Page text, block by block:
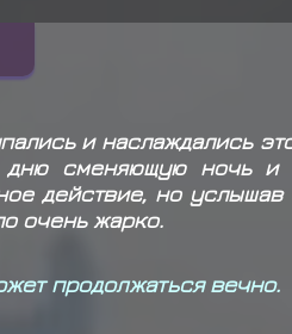
и наслаждались
сменяющую ночь
действие, но
очень жарко.
продолжаться вечно.